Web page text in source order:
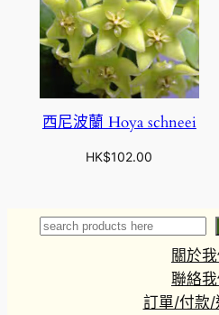
西尼波蘭 Hoya schneei
HK$102.00
Search
關於
聯絡我
訂單/付款/